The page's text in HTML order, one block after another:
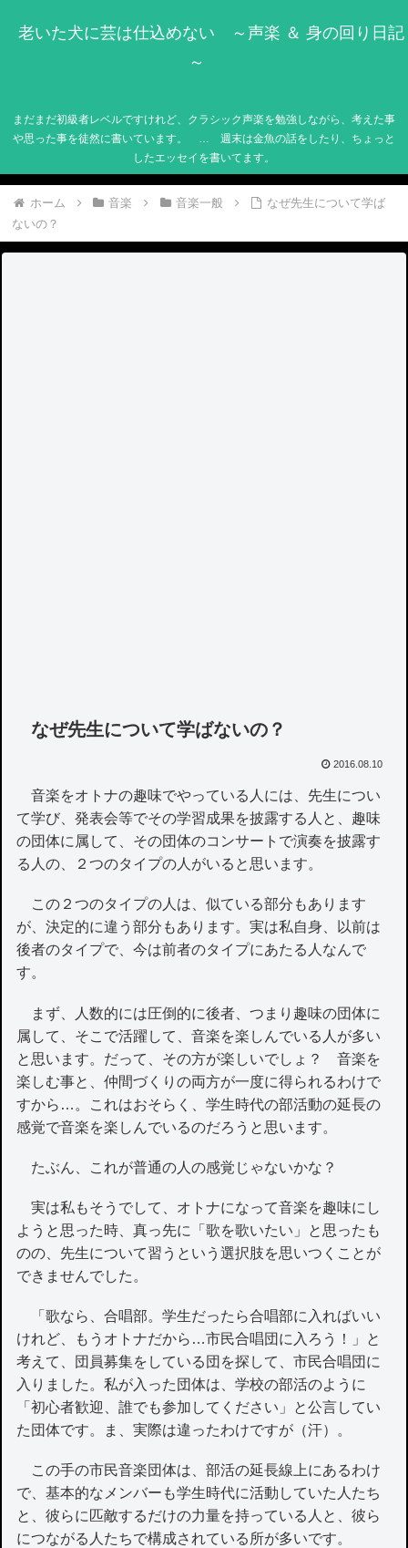
老いた犬に芸は仕込めない ～声楽 ＆ 身の回り日記
～
まだまだ初級者レベルですけれど、クラシック声楽を勉強しながら、考えた事
や思った事を徒然に書いています。 … 週末は金魚の話をしたり、ちょっと
したエッセイを書いてます。
ホーム 音楽 音楽一般
なぜ先生について学ば
ないの？
なぜ先生について学ばないの？
2016.08.10
音楽をオトナの趣味でやっている人には、先生につい
て学び、発表会等でその学習成果を披露する人と、趣味
の団体に属して、その団体のコンサートで演奏を披露す
る人の、２つのタイプの人がいると思います。
この２つのタイプの人は、似ている部分もあります
が、決定的に違う部分もあります。実は私自身、以前は
後者のタイプで、今は前者のタイプにあたる人なんで
す。
まず、人数的には圧倒的に後者、つまり趣味の団体に
属して、そこで活躍して、音楽を楽しんでいる人が多い
と思います。だって、その方が楽しいでしょ？ 音楽を
楽しむ事と、仲間づくりの両方が一度に得られるわけで
すから…。これはおそらく、学生時代の部活動の延長の
感覚で音楽を楽しんでいるのだろうと思います。
たぶん、これが普通の人の感覚じゃないかな？
実は私もそうでして、オトナになって音楽を趣味にし
ようと思った時、真っ先に「歌を歌いたい」と思ったも
のの、先生について習うという選択肢を思いつくことが
できませんでした。
「歌なら、合唱部。学生だったら合唱部に入ればいい
けれど、もうオトナだから…市民合唱団に入ろう！」と
考えて、団員募集をしている団を探して、市民合唱団に
入りました。私が入った団体は、学校の部活のように
「初心者歓迎、誰でも参加してください」と公言してい
た団体です。ま、実際は違ったわけですが（汗）。
この手の市民音楽団体は、部活の延長線上にあるわけ
で、基本的なメンバーも学生時代に活動していた人たち
と、彼らに匹敵するだけの力量を持っている人と、彼ら
につながる人たちで構成されている所が多いです。